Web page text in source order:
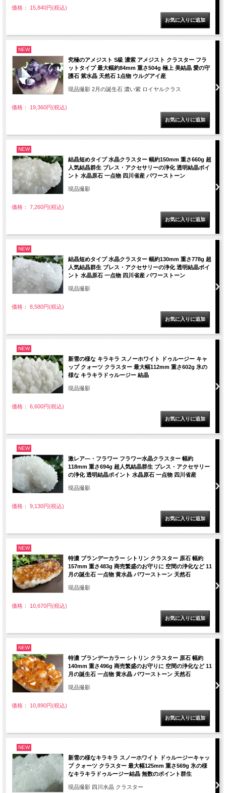
価格： 15,840円(税込)
NEW
究極のアメジスト S級 濃紫 アメジスト クラスター フラ
ットタイプ 最大幅約84mm 重さ504g 極上 美結晶 愛の守
護石 紫水晶 天然石 1点物 ウルグアイ産
現品撮影 2月の誕生石 濃い紫 ロイヤルクラス
価格： 19,360円(税込)
NEW
結晶短めタイプ 水晶クラスター 幅約150mm 重さ660g 超
人気結晶群生 ブレス・アクセサリーの浄化 透明結晶ポイ
ント 水晶原石 一点物 四川省産 パワーストーン
現品撮影
価格： 7,260円(税込)
NEW
結晶短めタイプ 水晶クラスター 幅約130mm 重さ778g 超
人気結晶群生 ブレス・アクセサリーの浄化 透明結晶ポイ
ント 水晶原石 一点物 四川省産 パワーストーン
現品撮影
価格： 8,580円(税込)
NEW
新雪の様な キラキラ スノーホワイト ドゥルージー キャ
ップ クォーツ クラスター 最大幅112mm 重さ602g 氷の
様な キラキラドゥルージー 結晶
現品撮影
価格： 6,600円(税込)
NEW
激レア―・フラワー フラワー水晶クラスター 幅約
118mm 重さ694g 超人気結晶群生 ブレス・アクセサリー
の浄化 透明結晶ポイント 水晶原石 一点物 四川省産
現品撮影
価格： 9,130円(税込)
NEW
特濃 ブランデーカラー シトリン クラスター 原石 幅約
157mm 重さ483g 商売繁盛のお守りに 空間の浄化など 11
月の誕生石 一点物 黄水晶 パワーストーン 天然石
現品撮影
価格： 10,670円(税込)
NEW
特濃 ブランデーカラー シトリン クラスター 原石 幅約
140mm 重さ496g 商売繁盛のお守りに 空間の浄化など 11
月の誕生石 一点物 黄水晶 パワーストーン 天然石
現品撮影
価格： 10,890円(税込)
NEW
新雪の様なキラキラ スノーホワイト ドゥルージーキャッ
プ クォーツ クラスター 最大幅125mm 重さ569g 氷の様
なキラキラドゥルージー結晶 無数のポイント群生
現品撮影 四川水晶 クラスター